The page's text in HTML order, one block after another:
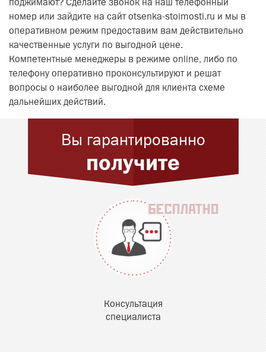
поджимают? Сделайте звонок на наш телефонный
номер или зайдите на сайт otsenka-stoimosti.ru и мы в
оперативном режим предоставим вам действительно
качественные услуги по выгодной цене.
Компетентные менеджеры в режиме online, либо по
телефону оперативно проконсультируют и решат
вопросы о наиболее выгодной для клиента схеме
дальнейших действий.
Вы гарантированно
получите
Консультация
специалиста